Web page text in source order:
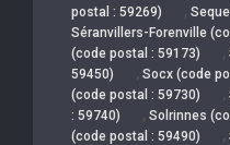
postal : 59269)
,
Séranvillers-Forenville
(code postal : 59173)
,
59450)
, Socx (code
(code postal : 59730)
,
: 59740)
, Solrinnes
(code postal : 59490)
,